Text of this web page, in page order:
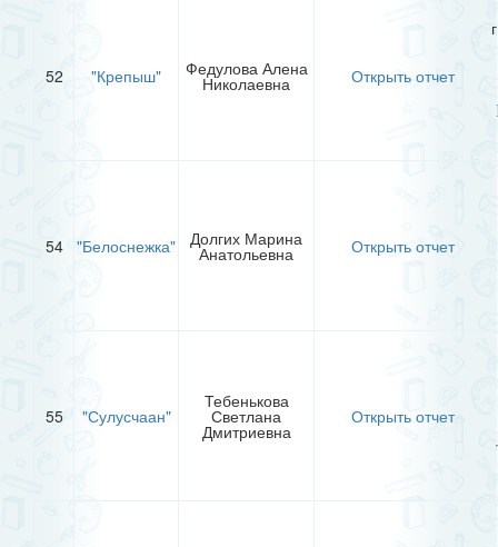
52 "Крепыш" Федулова Алена
Николаевна Открыть отчет
54 "Белоснежка" Долгих Марина
Анатольевна Открыть отчет
55 "Сулусчаан"
Тебенькова
Светлана
Дмитриевна
Открыть отчет